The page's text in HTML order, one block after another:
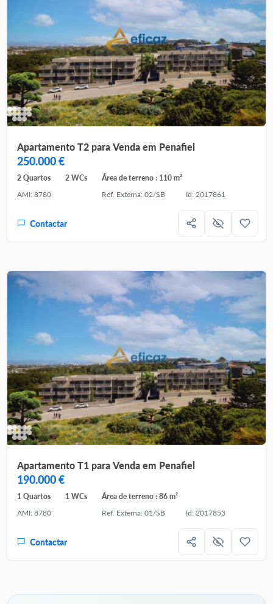
Apartamento T2 para Venda em Penafiel
250.000 €
2 Quartos 2 WCs
Área de terreno : 110 m²
AMI: 8780
Ref. Externa: 02/SB Id: 2017861
Contactar
Apartamento T1 para Venda em Penafiel
190.000 €
1 Quartos 1 WCs
Área de terreno : 86 m²
AMI: 8780
Ref. Externa: 01/SB Id: 2017853
Contactar